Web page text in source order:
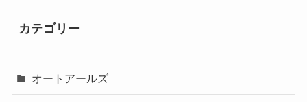
カテゴリー
オートアールズ